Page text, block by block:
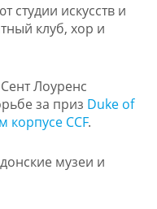
студии искусств и
клуб, хор и
Лоуренс
за приз Duke of
корпусе CCF.
музеи и